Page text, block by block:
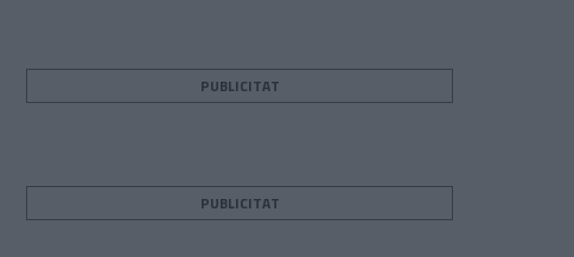
PUBLICITAT
PUBLICITAT